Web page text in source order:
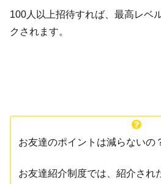
100人以上招待すれば、最高レベ
クされます。
お友達のポイントは減らないの
お友達紹介制度では、紹介され